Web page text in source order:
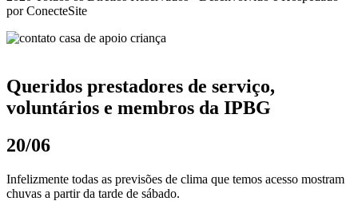
por ConecteSite
Queridos prestadores de serviço,
voluntários e membros da IPBG
20/06
Infelizmente todas as previsões de clima que temos acesso mostram
chuvas a partir da tarde de sábado.